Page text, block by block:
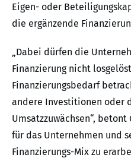
Eigen- oder
die ergänzende
„Dabei dürfen die
Finanzierung nicht
Finanzierungsbedarf
andere Investitionen oder
Umsatzzuwächsen“,
für das Unternehmen und
Finanzierungs-Mix zu